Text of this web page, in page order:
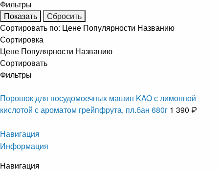
Фильтры
Сортировать по: Цене Популярности Названию
Сортировка
Цене Популярности Названию
Сортировать
Фильтры
Порошок для посудомоечных машин KAO с лимонной
кислотой с ароматом грейпфрута, пл.бан 680г 1 390 ₽
Навигация
Информация
Навигация